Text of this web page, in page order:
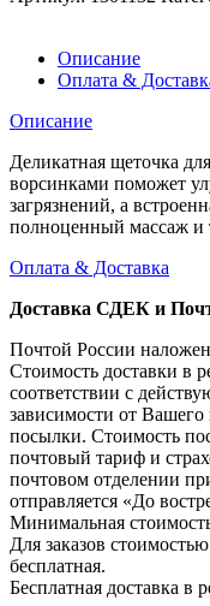
Описание
Оплата &
Описание
Деликатная щеточка
ворсинками поможет
загрязнений, а
полноценный массаж и
Оплата & Доставка
Доставка СДЕК и
Почтой России
Стоимость доставки в
соответствии с
зависимости от Вашего
посылки. Стоимость
почтовый тариф и
почтовом отделении
отправляется «До
Минимальная
Для заказов
бесплатная.
Бесплатная доставка в